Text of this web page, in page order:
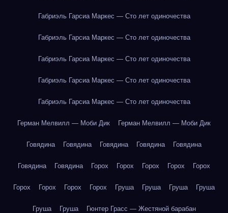
Габриэль Гарсиа Маркес — Сто лет одиночества
Габриэль Гарсиа Маркес — Сто лет одиночества
Габриэль Гарсиа Маркес — Сто лет одиночества
Габриэль Гарсиа Маркес — Сто лет одиночества
Габриэль Гарсиа Маркес — Сто лет одиночества
Герман Мелвилл — Моби Дик Герман Мелвилл — Моби Дик
Говядина Говядина Говядина Говядина Говядина
Говядина Говядина Горох Горох Горох Горох Горох
Горох Горох Горох Горох Груша Груша Груша Груша
Груша Груша Гюнтер Грасс — Жестяной барабан